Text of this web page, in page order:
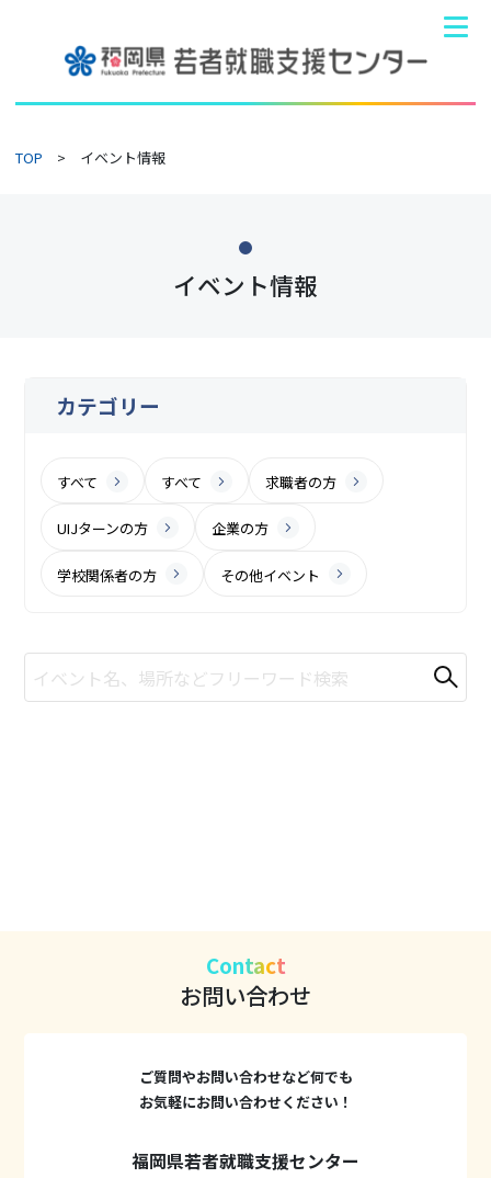
TOP イベント情報
イベント情報
カテゴリー
すべて すべて 求職者の方
UIJターンの方 企業の方
学校関係者の方 その他イベント
Contact
お問い合わせ
ご質問やお問い合わせなど何でも
お気軽にお問い合わせください！
福岡県若者就職支援センター